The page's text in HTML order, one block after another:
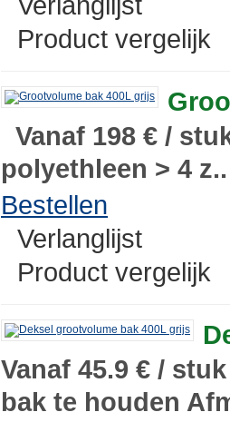
Product vergelijk
Vanaf 198 € /
polyethleen > 4 z..
Bestellen
Verlanglijst
Product vergelijk
Vanaf 45.9 € /
bak te houden